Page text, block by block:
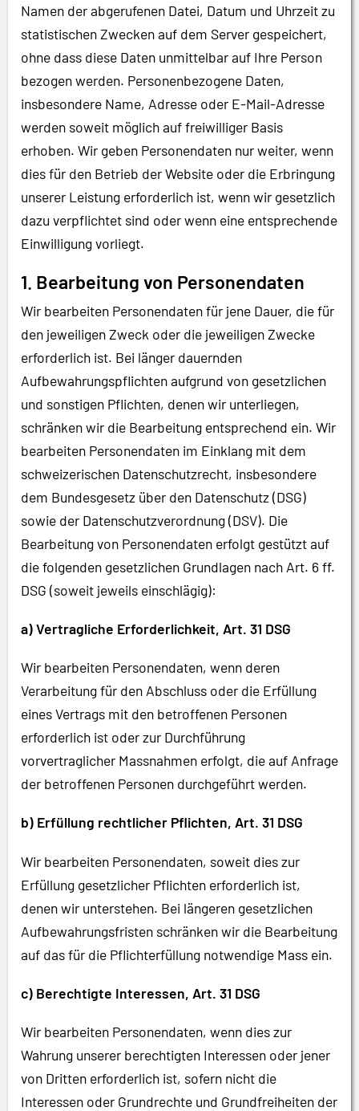
Namen der abgerufenen Datei, Datum und Uhrzeit zu
statistischen Zwecken auf dem Server gespeichert,
ohne dass diese Daten unmittelbar auf Ihre Person
bezogen werden. Personenbezogene Daten,
insbesondere Name, Adresse oder E-Mail-Adresse
werden soweit möglich auf freiwilliger Basis
erhoben. Wir geben Personendaten nur weiter, wenn
dies für den Betrieb der Website oder die Erbringung
unserer Leistung erforderlich ist, wenn wir gesetzlich
dazu verpflichtet sind oder wenn eine entsprechende
Einwilligung vorliegt.
1. Bearbeitung von Personendaten
Wir bearbeiten Personendaten für jene Dauer, die für
den jeweiligen Zweck oder die jeweiligen Zwecke
erforderlich ist. Bei länger dauernden
Aufbewahrungspflichten aufgrund von gesetzlichen
und sonstigen Pflichten, denen wir unterliegen,
schränken wir die Bearbeitung entsprechend ein. Wir
bearbeiten Personendaten im Einklang mit dem
schweizerischen Datenschutzrecht, insbesondere
dem Bundesgesetz über den Datenschutz (DSG)
sowie der Datenschutzverordnung (DSV). Die
Bearbeitung von Personendaten erfolgt gestützt auf
die folgenden gesetzlichen Grundlagen nach Art. 6 ff.
DSG (soweit jeweils einschlägig):
a) Vertragliche Erforderlichkeit, Art. 31 DSG
Wir bearbeiten Personendaten, wenn deren
Verarbeitung für den Abschluss oder die Erfüllung
eines Vertrags mit den betroffenen Personen
erforderlich ist oder zur Durchführung
vorvertraglicher Massnahmen erfolgt, die auf Anfrage
der betroffenen Personen durchgeführt werden.
b) Erfüllung rechtlicher Pflichten, Art. 31 DSG
Wir bearbeiten Personendaten, soweit dies zur
Erfüllung gesetzlicher Pflichten erforderlich ist,
denen wir unterstehen. Bei längeren gesetzlichen
Aufbewahrungsfristen schränken wir die Bearbeitung
auf das für die Pflichterfüllung notwendige Mass ein.
c) Berechtigte Interessen, Art. 31 DSG
Wir bearbeiten Personendaten, wenn dies zur
Wahrung unserer berechtigten Interessen oder jener
von Dritten erforderlich ist, sofern nicht die
Interessen oder Grundrechte und Grundfreiheiten der